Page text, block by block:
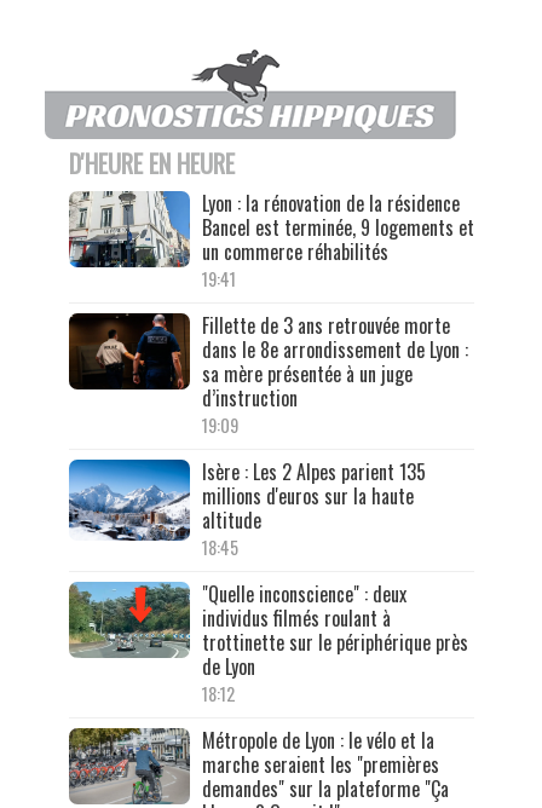
D'HEURE EN HEURE
Lyon : la rénovation de la résidence
Bancel est terminée, 9 logements et
un commerce réhabilités
19:41
Fillette de 3 ans retrouvée morte
dans le 8e arrondissement de Lyon :
sa mère présentée à un juge
d’instruction
19:09
Isère : Les 2 Alpes parient 135
millions d'euros sur la haute
altitude
18:45
"Quelle inconscience" : deux
individus filmés roulant à
trottinette sur le périphérique près
de Lyon
18:12
Métropole de Lyon : le vélo et la
marche seraient les "premières
demandes" sur la plateforme "Ça